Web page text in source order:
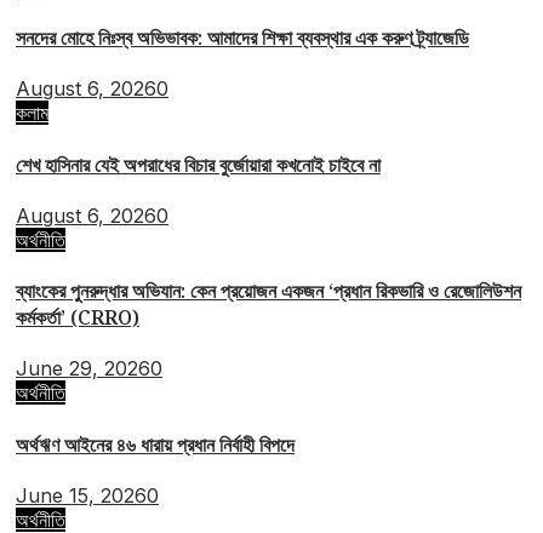
সনদের মোহে নিঃস্ব অভিভাবক: আমাদের শিক্ষা ব্যবস্থার এক করুণ ট্র্যাজেডি
August 6, 20260
কলাম
শেখ হাসিনার যেই অপরাধের বিচার বুর্জোয়ারা কখনোই চাইবে না
August 6, 20260
অর্থনীতি
ব্যাংকের পুনরুদ্ধার অভিযান: কেন প্রয়োজন একজন ‘প্রধান রিকভারি ও রেজোলিউশন
কর্মকর্তা’ (CRRO)
June 29, 20260
অর্থনীতি
অর্থঋণ আইনের ৪৬ ধারায় প্রধান নির্বাহী বিপদে
June 15, 20260
অর্থনীতি